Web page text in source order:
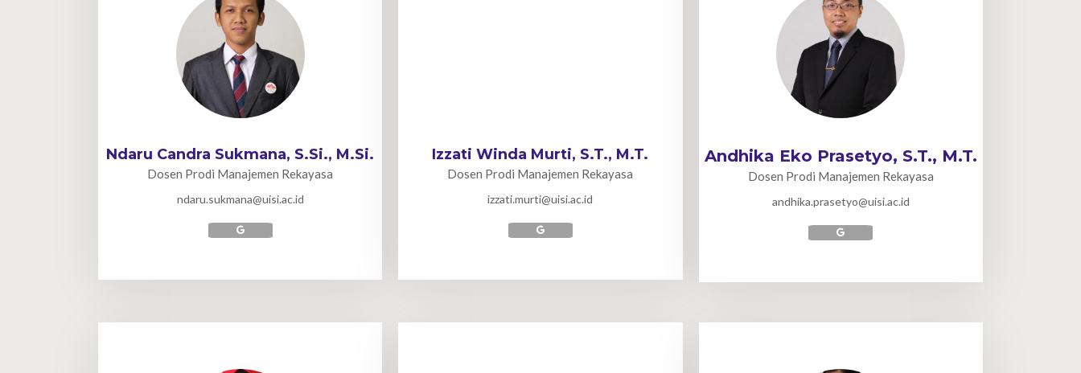
Ndaru Candra Sukmana, S.Si., M.Si.
Dosen Prodi Manajemen Rekayasa
ndaru.sukmana@uisi.ac.id
Izzati Winda Murti, S.T., M.T.
Dosen Prodi Manajemen Rekayasa
izzati.murti@uisi.ac.id
Andhika Eko Prasetyo, S.T., M.T.
Dosen Prodi Manajemen Rekayasa
andhika.prasetyo@uisi.ac.id